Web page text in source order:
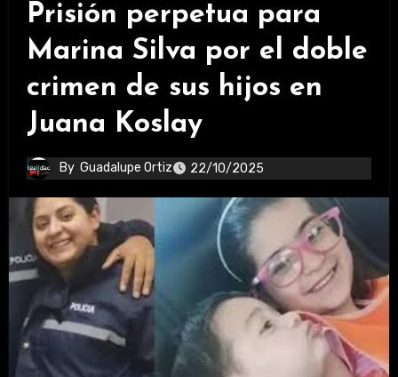
Prisión perpetua para
Marina Silva por el doble
crimen de sus hijos en
Juana Koslay
By Guadalupe Ortiz 22/10/2025